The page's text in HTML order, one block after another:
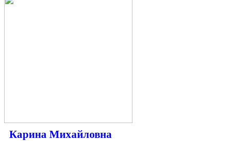
Карина Михайловна